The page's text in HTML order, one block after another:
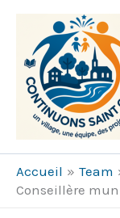
contenu
Accueil
Team
Conseillère